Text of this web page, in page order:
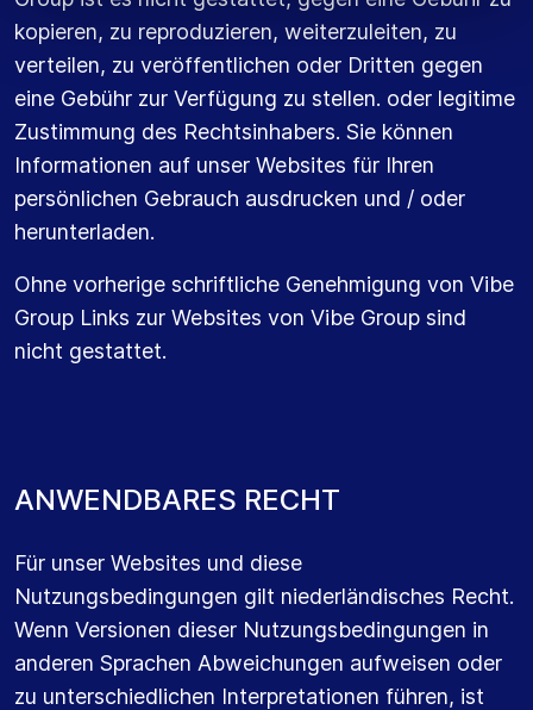
kopieren, zu reproduzieren, weiterzuleiten, zu
verteilen, zu veröffentlichen oder Dritten gegen
eine Gebühr zur Verfügung zu stellen. oder legitime
Zustimmung des Rechtsinhabers. Sie können
Informationen auf unser Websites für Ihren
persönlichen Gebrauch ausdrucken und / oder
herunterladen.
Ohne vorherige schriftliche Genehmigung von Vibe
Group Links zur Websites von Vibe Group sind
nicht gestattet.
ANWENDBARES RECHT
Für unser Websites und diese
Nutzungsbedingungen gilt niederländisches Recht.
Wenn Versionen dieser Nutzungsbedingungen in
anderen Sprachen Abweichungen aufweisen oder
zu unterschiedlichen Interpretationen führen, ist